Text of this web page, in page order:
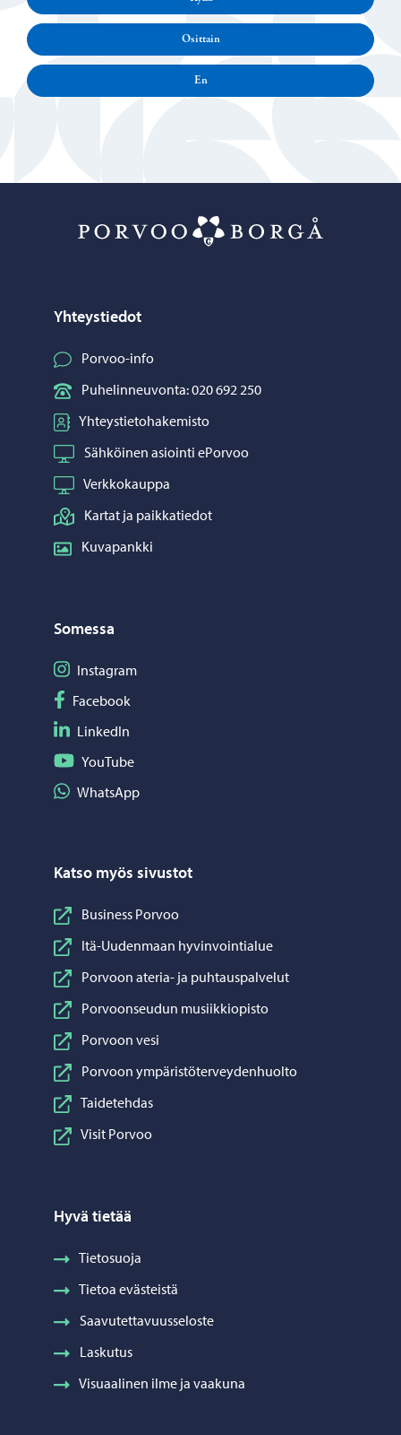
Osittain
En
Yhteystiedot
Porvoo-info
Puhelinneuvonta: 020 692 250
Yhteystietohakemisto
Sähköinen asiointi ePorvoo
Verkkokauppa
Kartat ja paikkatiedot
Kuvapankki
Somessa
Seuraa Instagram
Instagram
Seuraa Facebook
Facebook
Seuraa LinkedIn
LinkedIn
Seuraa YouTube
YouTube
Jaa WhatsApp
WhatsApp
Katso myös sivustot
Business Porvoo
Itä-Uudenmaan hyvinvointialue
Porvoon ateria- ja puhtauspalvelut
Porvoonseudun musiikkiopisto
Porvoon vesi
Porvoon ympäristöterveydenhuolto
Taidetehdas
Visit Porvoo
Hyvä tietää
Tietosuoja
Tietoa evästeistä
Saavutettavuusseloste
Laskutus
Visuaalinen ilme ja vaakuna